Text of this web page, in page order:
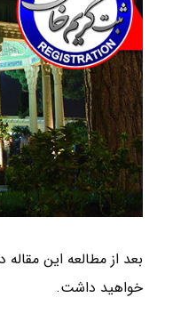
بعد از مطالعه این
خواهید داشت.